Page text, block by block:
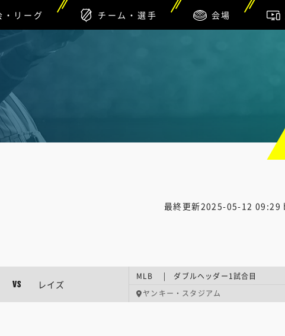
・リーグ チーム・選手 会場
最終更新2025-05-12 09:29
VS レイズ
MLB | ダブルヘッダー1試合目
ヤンキー・スタジアム